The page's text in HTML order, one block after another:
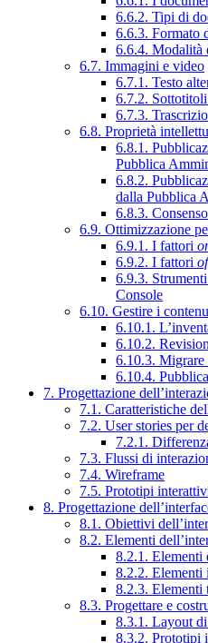
6.6.2. Tipi di
6.6.3. Formato
6.6.4. Modalità
6.7. Immagini e video
6.7.1. Testo
6.7.2.
6.7.3.
6.8. Proprietà
6.8.1.
Pubblica
6.8.2.
dalla Pubblica
6.8.3.
6.9. Ottimizzazione
6.9.1. I fattori
6.9.2. I fattori
6.9.3.
Console
6.10. Gestire i
6.10.1.
6.10.2.
6.10.3. Migrare
6.10.4.
7. Progettazione
7.1. Caratteristiche
7.2. User stories per
7.2.1.
7.3. Flussi di
7.4. Wireframe
7.5. Prototipi
8. Progettazione
8.1. Obiettivi
8.2. Elementi
8.2.1. Elementi
8.2.2. Elementi
8.2.3. Elementi
8.3. Progettare e
8.3.1. Layout
8.3.2. Prototipi